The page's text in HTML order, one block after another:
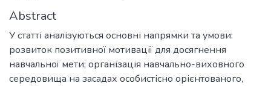
Abstract
У статті аналізуються основні напрямки та умови:
розвиток позитивної мотивації для досягнення
навчальної мети; організація навчально-виховного
середовища на засадах особистісно орієнтованого,